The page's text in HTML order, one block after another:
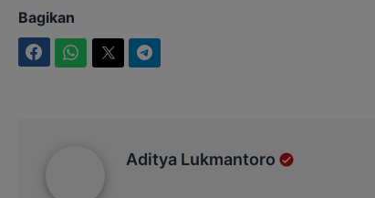
Bagikan
Aditya Lukmantoro